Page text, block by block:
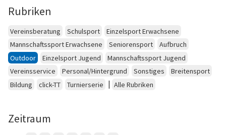
Rubriken
Vereinsberatung Schulsport
Einzelsport Erwachsene
Mannschaftssport Erwachsene
Seniorensport
Aufbruch
Outdoor
Einzelsport Jugend
Mannschaftssport Jugend
Vereinsservice
Personal/Hintergrund Sonstiges
Breitensport
Bildung
click-TT Turnierserie | Alle Rubriken
Zeitraum